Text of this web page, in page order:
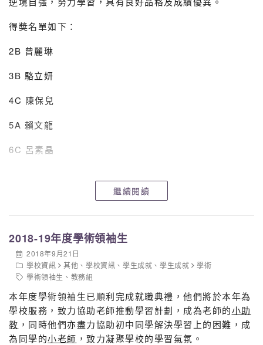
2A
2C
得奬名單如下：
2B 曾麗琳
3B 駱立妍
4C 陳保兒
5A 賴文龍
6C 呂素晶
繼續閱讀
2018-19年度學術領袖生
2018年9月21日
學校資訊
其他 、學校資訊 、學生成就 、學生成就
學術
學術領袖生 、 教務組
本年度學術領袖生已順利完成就職典禮，他們將於本年為
學校服務，致力協助老師推動學習計劃，成為老師的小助
教 ，同時他們亦盡力協助初中同學解決學習上的困難，成
為同學的小老師 ，致力凝聚學校的學習氣氛。